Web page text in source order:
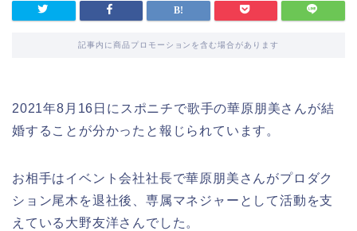
記事内に商品プロモーションを含む場合があります
2021年8月16日にスポニチで歌手の華原朋美さんが結
婚することが分かったと報じられています。
お相手はイベント会社社長で華原朋美さんがプロダク
ション尾木を退社後、専属マネジャーとして活動を支
えている大野友洋さんでした。